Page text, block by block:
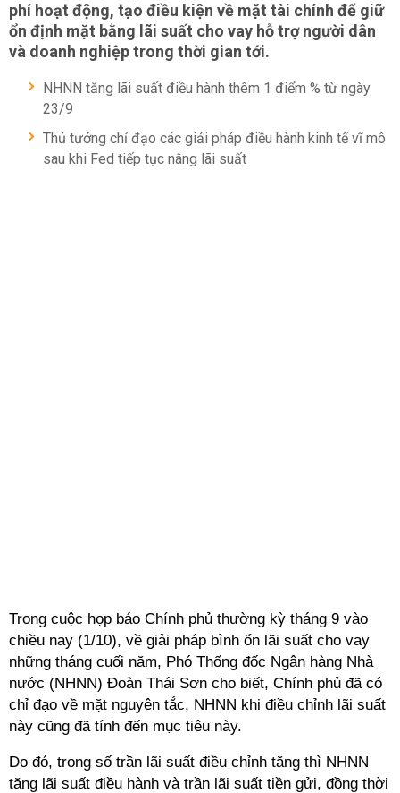
phí hoạt động, tạo điều kiện về mặt tài chính để giữ
ổn định mặt bằng lãi suất cho vay hỗ trợ người dân
và doanh nghiệp trong thời gian tới.
NHNN tăng lãi suất điều hành thêm 1 điểm % từ ngày
23/9
Thủ tướng chỉ đạo các giải pháp điều hành kinh tế vĩ mô
sau khi Fed tiếp tục nâng lãi suất
Trong cuộc họp báo Chính phủ thường kỳ tháng 9 vào
chiều nay (1/10), về giải pháp bình ổn lãi suất cho vay
những tháng cuối năm, Phó Thống đốc Ngân hàng Nhà
nước (NHNN) Đoàn Thái Sơn cho biết, Chính phủ đã có
chỉ đạo về mặt nguyên tắc, NHNN khi điều chỉnh lãi suất
này cũng đã tính đến mục tiêu này.
Do đó, trong số trần lãi suất điều chỉnh tăng thì NHNN
tăng lãi suất điều hành và trần lãi suất tiền gửi, đồng thời